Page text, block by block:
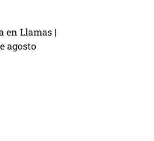
en Llamas |
agosto